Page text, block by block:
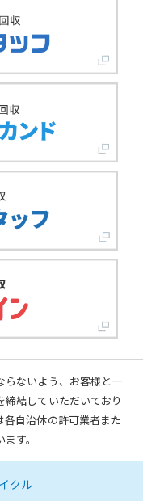
らないよう、お客様と一
結していただいており
自治体の許可業者また
す。
クル